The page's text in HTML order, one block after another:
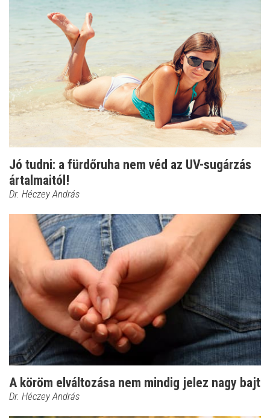
Jó tudni: a fürdőruha nem véd az UV-sugárzás
ártalmaitól!
Dr. Héczey András
A köröm elváltozása nem mindig jelez nagy bajt
Dr. Héczey András